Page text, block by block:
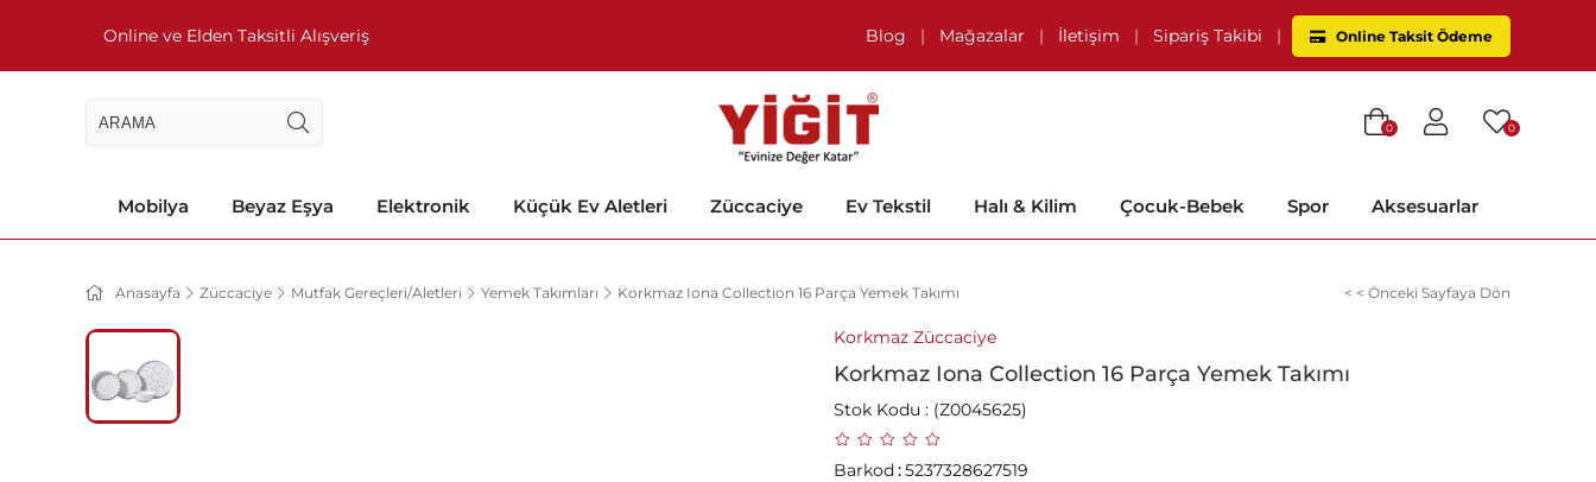
Online ve Elden Taksitli Alışveriş Blog | Mağazalar | İletişim | Sipariş Takibi | Online Taksit Ödeme
0
0
Mobilya Beyaz Eşya Elektronik Küçük Ev Aletleri Züccaciye Ev Tekstil Halı & Kilim Çocuk-Bebek Spor Aksesuarlar
Anasayfa Züccaciye Mutfak Gereçleri/Aletleri Yemek Takımları Korkmaz Iona Collection 16 Parça Yemek Takımı < < Önceki Sayfaya Dön
Korkmaz Züccaciye
Korkmaz Iona Collection 16 Parça Yemek Takımı
Stok Kodu (Z0045625)
Barkod:5237328627519